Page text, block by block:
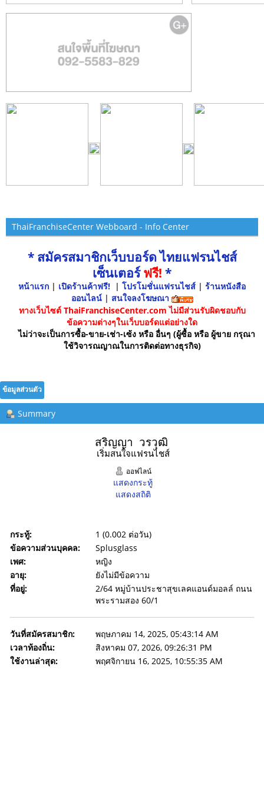
ThaiFranchiseCenter Webboard - Info Center
* สมัครสมาชิกเว็บบอร์ด ไทยแฟรนไชส์
เซ็นเตอร์ฟรี! *
หน้าแรก | เปิดร้านค้าฟรี! | โปรโมชั่นแฟรนไชส์ | ร้านหนังสือ
ออนไลน์ | สนใจลงโฆษณา
ทางเว็บไซต์ ThaiFranchiseCenter.com ไม่มีส่วนรับผิดชอบกับ
ข้อความต่างๆในเว็บบอร์ดแต่อย่างใด
ไม่ว่าจะเป็นการซื้อ-ขาย-เช่า-เซ้ง หรือ อื่นๆ (ผู้ซื้อ หรือ ผู้ขาย กรุณา
ใช้วิจารณญาณในการติดต่อทางธุรกิจ)
ข้อมูลส่วนตัว
Summary
สริญญา  วรวุฒิ
เริ่มสนใจแฟรนไชส์
ออฟไลน์
แสดงกระทู้
แสดงสถิติ
กระทู้:
1 (0.002 ต่อวัน)
ข้อความส่วนบุคคล:
Splusglass
เพศ:
หญิง
อายุ:
ยังไม่มีข้อความ
ที่อยู่:
2/64 หมู่บ้านประชาสุขเลคแอนด์มอลล์ ถนน
พระรามสอง 60/1
วันที่สมัครสมาชิก:
พฤษภาคม 14, 2025, 05:43:14 AM
เวลาท้องถิ่น:
สิงหาคม 07, 2026, 09:26:31 PM
ใช้งานล่าสุด:
พฤศจิกายน 16, 2025, 10:55:35 AM